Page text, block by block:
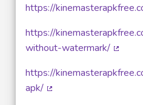
https://
https://
without-watermark/
https://
apk/